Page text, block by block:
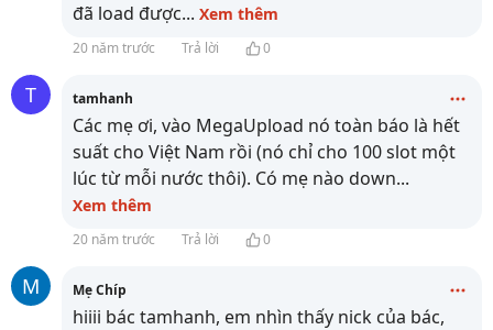
đã load được... Xem thêm
20 năm trước Trả lời 0
T tamhanh
Các mẹ ơi, vào MegaUpload nó toàn báo là hết
suất cho Việt Nam rồi (nó chỉ cho 100 slot một
lúc từ mỗi nước thôi). Có mẹ nào down...
Xem thêm
20 năm trước Trả lời 0
M Mẹ Chíp
hiiii bác tamhanh, em nhìn thấy nick của bác,